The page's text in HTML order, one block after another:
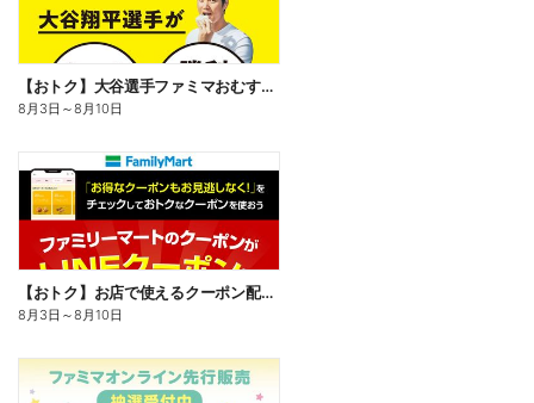
【おトク】大谷選手ファミマおむすび割
8月3日 ～8月10日
【おトク】お店で使えるクーポン配信中
8月3日 ～8月10日